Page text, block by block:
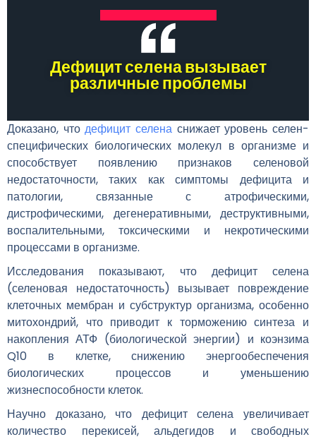
Дефицит селена вызывает
различные проблемы
Доказано, чтодефицит селена снижает уровень селен-
специфических биологических молекул в организме и
способствует появлению признаков селеновой
недостаточности, таких как симптомы дефицита и
патологии, связанные с атрофическими,
дистрофическими, дегенеративными, деструктивными,
воспалительными, токсическими и некротическими
процессами в организме.
Исследования показывают, что дефицит селена
(селеновая недостаточность) вызывает повреждение
клеточных мембран и субструктур организма, особенно
митохондрий, что приводит к торможению синтеза и
накопления АТФ (биологической энергии) и коэнзима
Q10 в клетке, снижению энергообеспечения
биологических процессов и уменьшению
жизнеспособности клеток.
Научно доказано, что дефицит селена увеличивает
количество перекисей, альдегидов и свободных